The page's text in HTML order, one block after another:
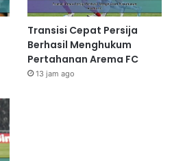
Transisi Cepat Persija
Berhasil Menghukum
Pertahanan Arema FC
13 jam ago